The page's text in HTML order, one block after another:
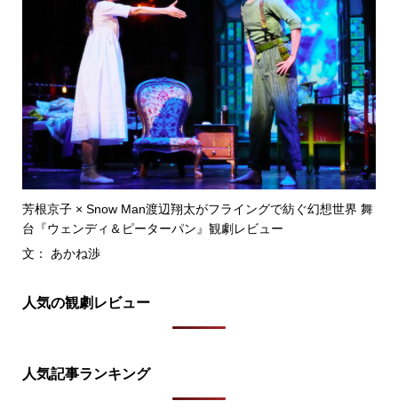
芳根京子 × Snow Man渡辺翔太がフライングで紡ぐ幻想世界 舞
台『ウェンディ＆ピーターパン』観劇レビュー
文： あかね渉
人気の観劇レビュー
人気記事ランキング